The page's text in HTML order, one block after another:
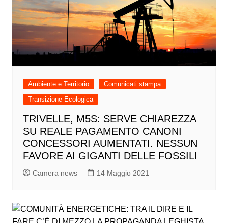
Ambiente e Territorio
Comunicati stampa
Transizione Ecologica
TRIVELLE, M5S: SERVE CHIAREZZA
SU REALE PAGAMENTO CANONI
CONCESSORI AUMENTATI. NESSUN
FAVORE AI GIGANTI DELLE FOSSILI
Camera news 14 Maggio 2021